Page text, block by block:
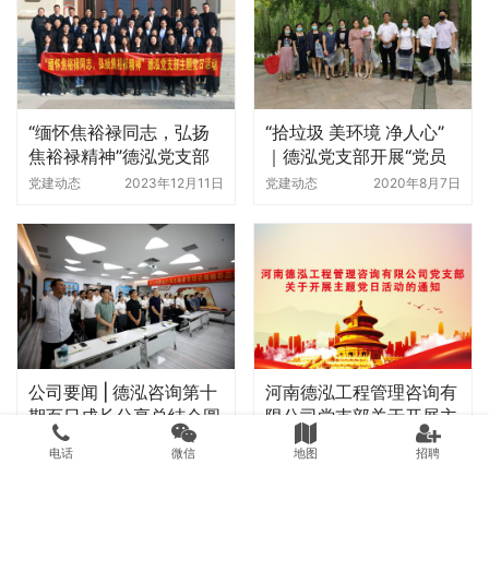
进来，才能真正读懂薛书记走过的路，没有脚踏实地的艰苦
付出，哪会取得如此的成就！同时，从薛书记的9次创业历
程，也更感受到了“党建也是生产力”的深刻内涵。这也更加
印证了行为作用与反作用，让我更加坚信文化的力量，对德
泓的未来更加充满信心。
上一个：明心性，致良知｜德泓咨询新员工培训会圆满结束
下一个：不忘初心 牢记使命｜德泓咨询党支部成立暨新县大别山红色文化之旅纪实
电话 微信 地图 招聘